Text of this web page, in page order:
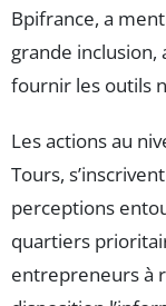
Bpifrance, a
grande
fournir les outils
Les actions au
Tours,
perceptions
quartiers
entrepreneurs à